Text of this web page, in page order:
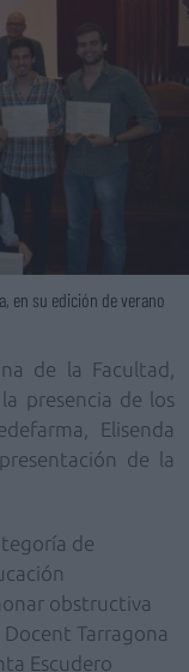
en su edición de verano
de la Facultad,
presencia de los
Elisenda
de la
de
obstructiva
Tarragona
Escudero